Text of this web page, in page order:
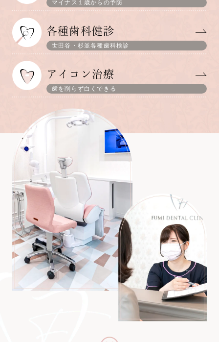
マイナス１歳からの予防
各種歯科健診
世田谷・杉並各種歯科検診
アイコン治療
歯を削らず白くできる